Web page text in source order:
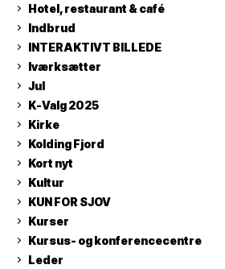
Hotel, restaurant & café
Indbrud
INTERAKTIVT BILLEDE
Iværksætter
Jul
K-Valg 2025
Kirke
Kolding Fjord
Kort nyt
Kultur
KUN FOR SJOV
Kurser
Kursus- og konferencecentre
Leder